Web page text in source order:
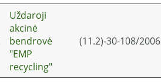
Uždaroji
akcinė
bendrovė
"EMP
recycling"
(11.2)-30-108/2006